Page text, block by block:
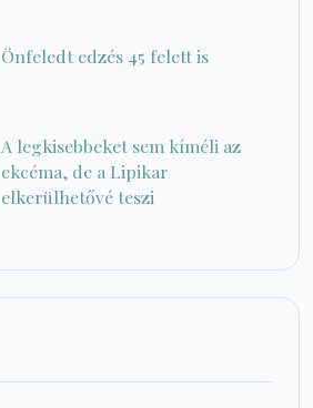
Önfeledt edzés 45 felett is
A legkisebbeket sem kíméli az
ekcéma, de a Lipikar
elkerülhetővé teszi